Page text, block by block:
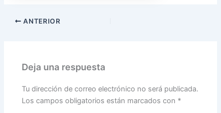
ANTERIOR
Deja una respuesta
Tu dirección de correo electrónico no será publicada.
Los campos obligatorios están marcados con *